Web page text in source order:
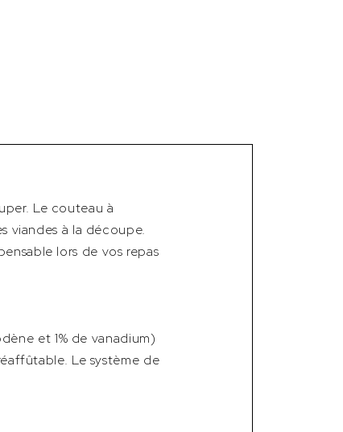
Le couteau à
viandes à la découpe.
lors de vos repas
et 1% de vanadium)
Le système de